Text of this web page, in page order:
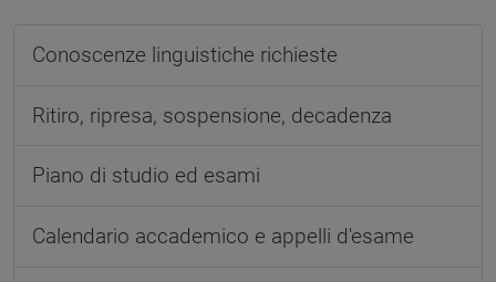
Conoscenze linguistiche richieste
Ritiro, ripresa, sospensione, decadenza
Piano di studio ed esami
Calendario accademico e appelli d'esame